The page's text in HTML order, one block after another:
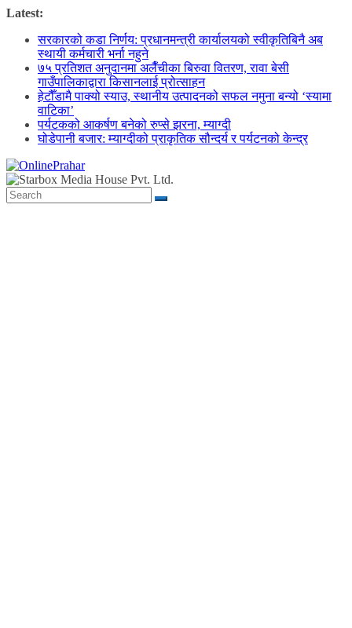
Skip
content
Latest:
सरकारको कडा निर्णय: प्रधानमन्त्री कार्यालयको स्वीकृतिबिनै अब
स्थायी कर्मचारी भर्ना नहुने
७५ प्रतिशत अनुदानमा अलैँचीका बिरुवा वितरण, रावा बेसी
गाउँपालिकाद्वारा किसानलाई प्रोत्साहन
हेटौँडामै पाक्यो स्याउ, स्थानीय उत्पादनको सफल नमुना बन्यो ‘स्यामा
वाटिका’
पर्यटकको आकर्षण बनेको रुप्से झरना, म्याग्दी
घोडेपानी बजार: म्याग्दीको प्राकृतिक सौन्दर्य र पर्यटनको केन्द्र